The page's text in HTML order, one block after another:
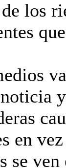
los
en
se